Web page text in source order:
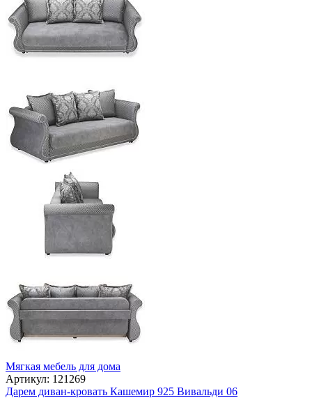
Мягкая мебель для дома
Артикул: 121269
Дарем диван-кровать Кашемир 925 Вивальди 06